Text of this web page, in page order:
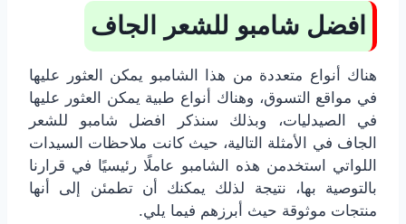
افضل شامبو للشعر الجاف
هناك أنواع متعددة من هذا الشامبو يمكن العثور عليها
في مواقع التسوق، وهناك أنواع طبية يمكن العثور عليها
في الصيدليات، وبذلك سنذكر افضل شامبو للشعر
الجاف في الأمثلة التالية، حيث كانت ملاحظات السيدات
اللواتي استخدمن هذه الشامبو عاملًا رئيسيًا في قرارنا
بالتوصية بها، نتيجة لذلك يمكنك أن تطمئن إلى أنها
منتجات موثوقة حيث أبرزهم فيما يلي.